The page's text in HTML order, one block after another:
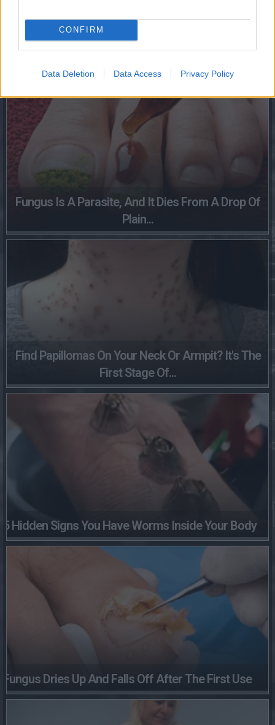
CONFIRM
Data Deletion Data Access Privacy Policy
bankszámlára nem utalható.
Fungus Is A Parasite, And It Dies From A Drop Of
Plain...
Find Papillomas On Your Neck Or Armpit? It's The
First Stage Of...
5 Hidden Signs You Have Worms Inside Your Body
Fungus Dries Up And Falls Off After The First Use